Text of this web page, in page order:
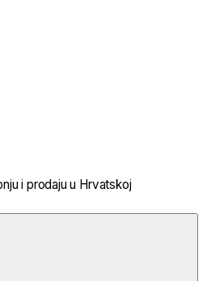
i prodaju u Hrvatskoj